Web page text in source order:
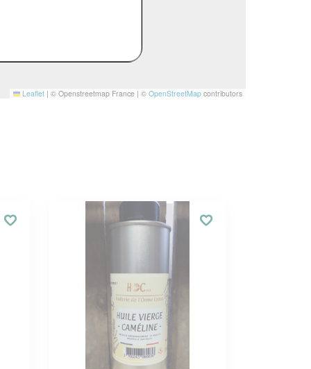
Leaflet | © Openstreetmap France | © OpenStreetMap contributors